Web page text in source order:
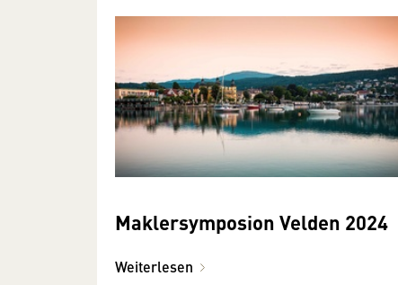
Maklersymposion Velden 2024
Weiterlesen